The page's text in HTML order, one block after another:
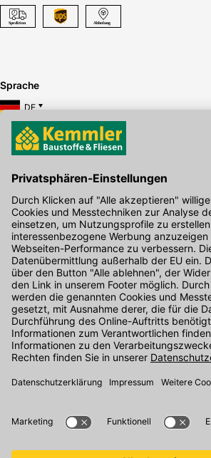
Sprache
DE
Hier gibt's die kostenlose App
Kontakt
Unser Onlineshop Team ist montags bis
Uhr unter der Telefonnummer07071 / 151-151
Alternativ können Sie unser Kontaktformular
Den Kontakt direkt in unsere